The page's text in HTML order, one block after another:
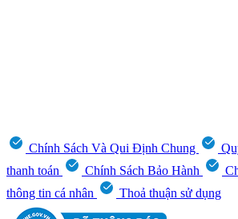
Chính Sách Và Qui Định Chung
thanh toán
Chính Sách Bảo Hành
thông tin cá nhân
Thoả thuận sử dụng